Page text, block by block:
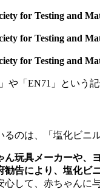
for Testing and
for Testing and
for Testing and
や「EN71」という
のは、「塩化ビニ
玩具メーカーや、
告により、塩化ビ
して、赤ちゃんに